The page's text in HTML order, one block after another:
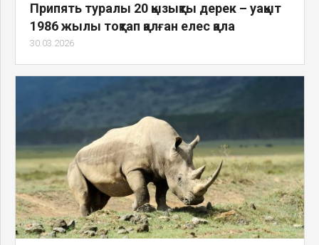
Припять туралы 20 қызықты дерек – уақыт
1986 жылы тоқтап қалған елес қала
30.03.2026